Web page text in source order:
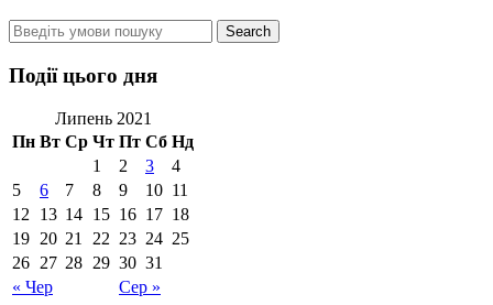
Події цього дня
Липень 2021
Пн Вт Ср Чт Пт Сб Нд
« Чер Сер »
1 2 3
4
5
6 7 8 9 10 11
12
13 14 15 16 17 18
19 20 21 22 23 24 25
26 27 28 29 30 31